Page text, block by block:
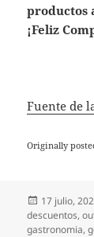
productos
¡Feliz
Fuente de
Originally
Publicado
el
17 julio,
descuentos,
gastronomia,